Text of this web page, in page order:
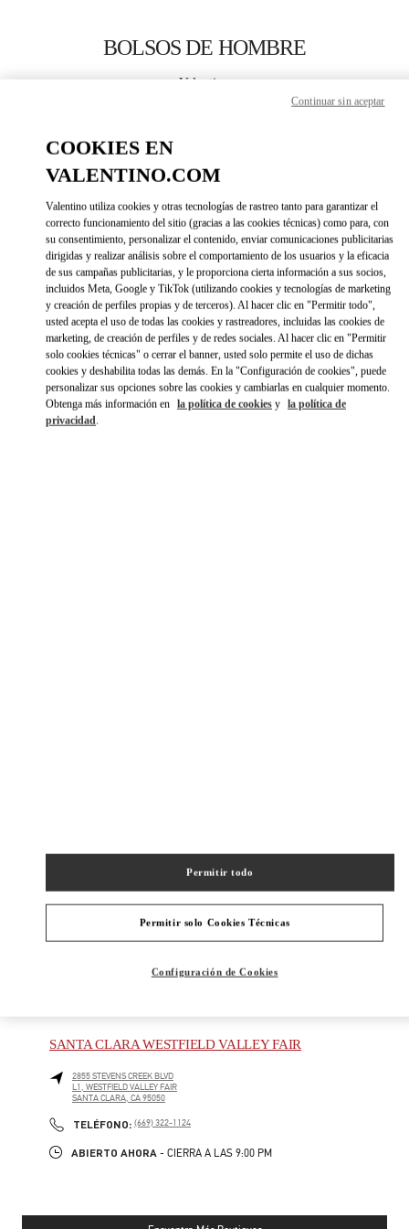
BOLSOS DE HOMBRE
Valentino
LLAMA AHORA
MÁS DETALLES
DIRECCIONESLINK OPENS IN
Link Opens in New Tab
Link Opens in New Tab
SANTA CLARA WESTFIELD VALLEY FAIR
2855 STEVENS CREEK BLVD
L1, WESTFIELD VALLEY FAIR
SANTA CLARA, CA95050
TELÉFONO: PHONE
(669) 322-1124
ABIERTO AHORA - CIERRA A LAS 9:00 PM
COOKIES EN
VALENTINO.COM
Valentino utiliza cookies y otras tecnologías de rastreo tanto para garantizar el
correcto funcionamiento del sitio (gracias a las cookies técnicas) como para, con
su consentimiento, personalizar el contenido, enviar comunicaciones publicitarias
dirigidas y realizar análisis sobre el comportamiento de los usuarios y la eficacia
de sus campañas publicitarias, y le proporciona cierta información a sus socios,
incluidos Meta, Google y TikTok (utilizando cookies y tecnologías de marketing
y creación de perfiles propias y de terceros). Al hacer clic en "Permitir todo",
usted acepta el uso de todas las cookies y rastreadores, incluidas las cookies de
marketing, de creación de perfiles y de redes sociales. Al hacer clic en "Permitir
solo cookies técnicas" o cerrar el banner, usted solo permite el uso de dichas
cookies y deshabilita todas las demás. En la "Configuración de cookies", puede
personalizar sus opciones sobre las cookies y cambiarlas en cualquier momento.
Obtenga más información en la política de cookies y la política de
privacidad.
Permitir solo Cookies Técnicas
Permitir todo
Configuración de Cookies
Continuar sin aceptar